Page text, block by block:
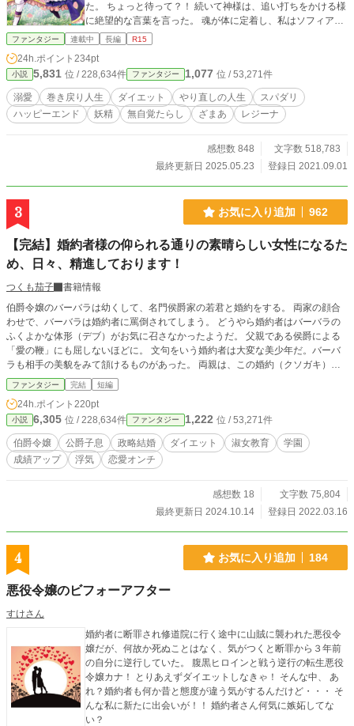
た。 ちょっと待って？！ 続いて神様は、追い打ちをかける様
に絶望的な言葉を言った。 魂が体に定着し、私はソフィア・
グレイドルとして生きるしかない と…… え？ この先は首を
直して見ないかと提案してくれた。 お詫びとして色々なチー
ト能力も付けてくれたし？ このやり直し！絶対に成功させて
幸せな老後を送るんだから！ ソフィアに待ち受ける数々のフ
ラグをへし折り時にはザマァしてみたり……幸せな未来の為
に頑張ります。 そんな新たなソフィアが皆から知らない内に
らないが、乙女ゲームの世界なのである。 ヒロインも登場し
イベントフラグが立ちますが、ソフィアは知らずにゲームの
ファンタジー 連載中 長編 R15
24h.ポイント 234pt
小説 5,831 位 / 228,634件 ファンタジー 1,077 位 / 53,271件
溺愛 巻き戻り人生 ダイエット やり直しの人生
スパダリ
ハッピーエンド
妖精 無自覚たらし ざまあ レジーナ
感想数 848
文字数 518,783
最終更新日 2025.05.23
登録日 2021.09.01
3 お気に入り追加 962
【完結】婚約者様の仰られる通りの素晴らしい女性になるた
め、日々、精進しております！
つくも茄子
書籍情報
伯爵令嬢のバーバラは幼くして、名門侯爵家の若君と婚約をする。 両家の顔合
わせで、バーバラは婚約者に罵倒されてしまう。 どうやら婚約者はバーバラの
ふくよかな体形（デブ）がお気に召さなかったようだ。 父親である侯爵による
「愛の鞭」にも屈しないほどに。 文句をいう婚約者は大変な美少年だ。バーバ
ラも相手の美貌をみて頷けるものがあった。 両親は、この婚約（クソガキ）に
難色を示すも、婚約は続行されることに。 帰りの馬車のなかで婚約者を罵りま
くる両親。 それでも婚約を辞めることは出来ない。 なにやら複雑な理由がある
模様。 幼過ぎる娘に、婚約の何たるかを話すことはないものの、バーバラは察
するところがあった。 回避できないのならば、とバーバラは一大決心する。 食
べることが大好きな少女は過酷なダイエットで僅か一年でスリム体形を手に入れ
た。 婚約者は、更なる試練ともいえることを言い放つも、未来の旦那様のた
め、引いては伯爵家のためにと、バーバラの奮闘が始まった。 連載開始しまし
ファンタジー 完結 短編
24h.ポイント 220pt
小説 6,305 位 / 228,634件 ファンタジー 1,222 位 / 53,271件
伯爵令嬢 公爵子息 政略結婚 ダイエット 淑女教育
学園
成績アップ
浮気 恋愛オンチ
感想数 18
文字数 75,804
最終更新日 2024.10.14
登録日 2022.03.16
4 お気に入り追加 184
悪役令嬢のビフォーアフター
すけさん
婚約者に断罪され修道院に行く途中に山賊に襲われた悪役令
嬢だが、何故か死ぬことはなく、気がつくと断罪から３年前
の自分に逆行していた。 腹黒ヒロインと戦う逆行の転生悪役
令嬢カナ！ とりあえずダイエットしなきゃ！ そんな中、 あ
れ？婚約者も何か昔と態度が違う気がするんだけど・・・ そ
んな私に新たに出会いが！！ 婚約者さん何気に嫉妬してな
い？